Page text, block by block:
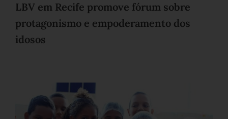
LBV em Recife promove fórum sobre
protagonismo e empoderamento dos
idosos